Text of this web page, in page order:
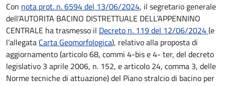
Con nota prot. n. 6594 del 13/06/2024, il segretario generale
dell’AUTORITA BACINO DISTRETTUALE DELL’APPENNINO
CENTRALE ha trasmesso il Decreto n. 119 del 12/06/2024(e
l’allegata Carta Geomorfologica), relativo alla proposta di
aggiornamento (articolo 68, commi 4-bis e 4- ter, del decreto
legislativo 3 aprile 2006, n. 152, e articolo 24, comma 3, delle
Norme tecniche di attuazione) del Piano stralcio di bacino per